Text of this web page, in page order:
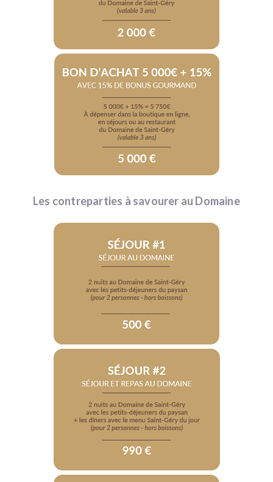
Les contreparties à savourer au Domaine